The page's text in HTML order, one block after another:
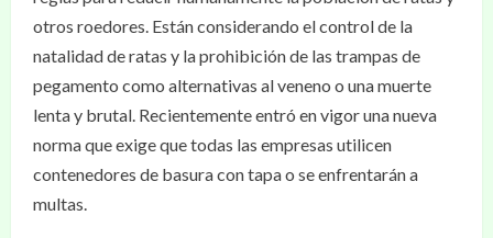
otros roedores. Están considerando el control de la
natalidad de ratas y la prohibición de las trampas de
pegamento como alternativas al veneno o una muerte
lenta y brutal. Recientemente entró en vigor una nueva
norma que exige que todas las empresas utilicen
contenedores de basura con tapa o se enfrentarán a
multas.